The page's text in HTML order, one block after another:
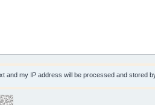
and my IP address will be processed and stored